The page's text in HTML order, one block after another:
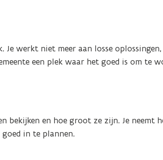
werkt niet meer aan losse
een plek waar het goed is om te
bekijken en hoe groot ze zijn. Je neemt
in te plannen.